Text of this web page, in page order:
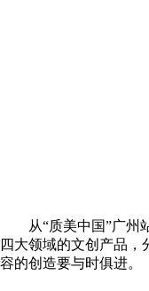
从“质美中国”广州站
四大领域的文创产品，
容的创造要与时俱进。